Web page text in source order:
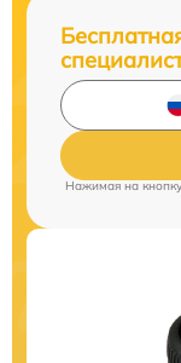
Нажимая на